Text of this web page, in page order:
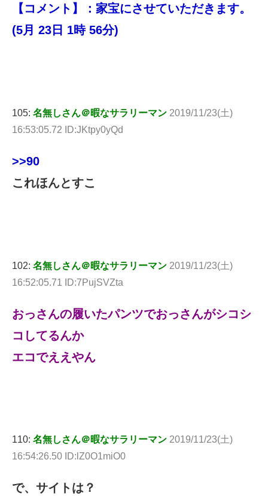
【コメント】：家宝にさせていただきます。
(5月 23日 1時 56分)
105: 名無しさん＠暇なサラリーマン 2019/11/23(土)
16:53:05.72 ID:JKtpy0yQd
>>90
これほんとすこ
102: 名無しさん＠暇なサラリーマン 2019/11/23(土)
16:52:05.71 ID:7PujSVZta
おっさんの履いたパンツでおっさんがシコシ
コしてるんか
エコでええやん
110: 名無しさん＠暇なサラリーマン 2019/11/23(土)
16:54:26.50 ID:lZ0O1miO0
で、サイトは？